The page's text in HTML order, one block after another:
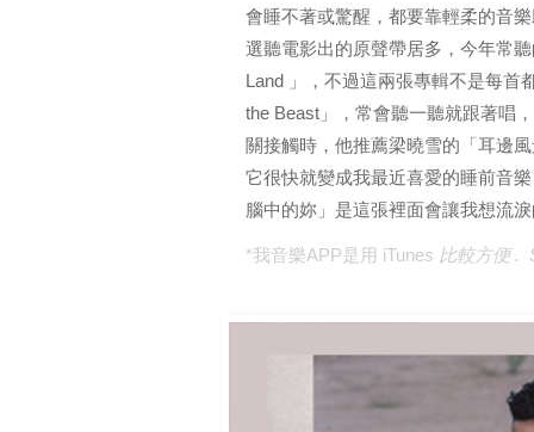
會睡不著或驚醒，都要靠輕柔的音
選聽電影出的原聲帶居多，今年常
Land 」， 不過這兩張專輯不是每首
the Beast」，常會聽一聽就跟著唱
關接觸時，他推薦梁曉雪的「耳邊
它很快就變成我最近喜愛的睡前音
腦中的妳」是這張裡面會讓我想流
*我音樂APP是用 iTunes 比較方便 .